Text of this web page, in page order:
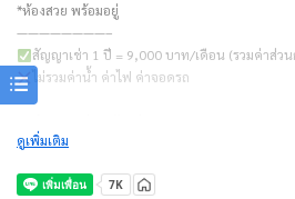
*ห้องสวย พร้อมอยู่
————————–
สัญญาเช่า 1 ปี = 9,000 บาท/เดือน (รวมค่าส่วน
ไม่รวมค่าน้ำ ค่าไฟ ค่าจอดรถ
– ค่าเช่าเดือนแรก 1 เดือน
————————–
ดูเพิ่มเติม